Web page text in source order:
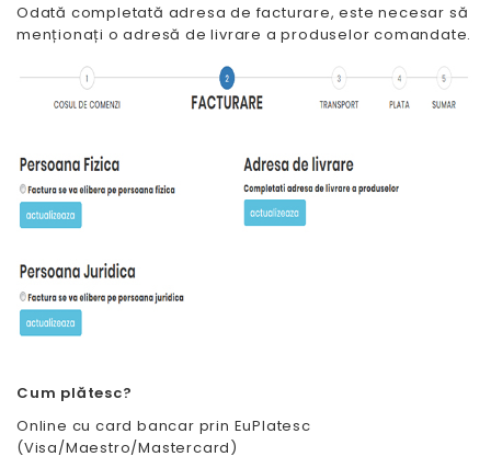
Odată completată adresa de facturare, este necesar să
menționați o adresă de livrare a produselor comandate.
Cum plătesc?
Online cu card bancar prin EuPlatesc
(Visa/Maestro/Mastercard)